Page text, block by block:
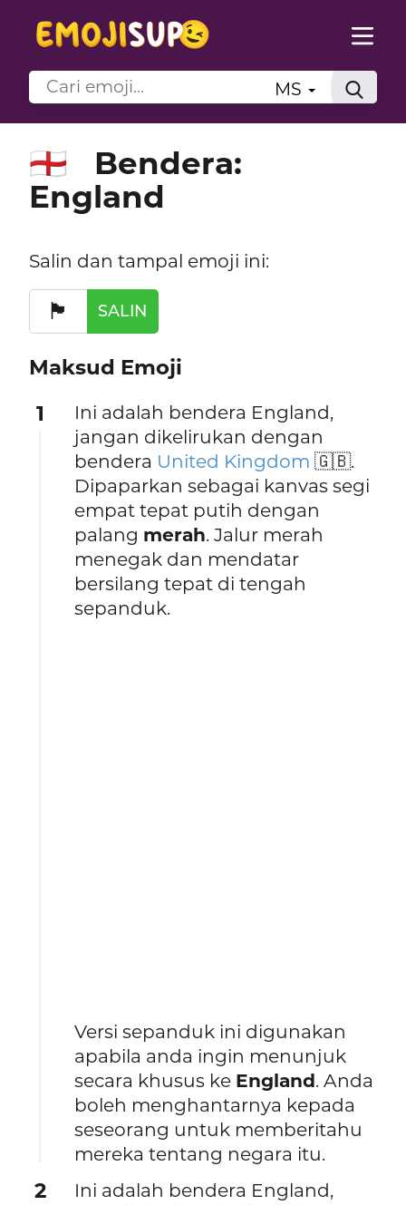
MS
🏴󠁧󠁢󠁥󠁮󠁧󠁿
Bendera:
England
Salin dan tampal emoji ini:
🏴󠁧󠁢󠁥󠁮󠁧󠁿 SALIN
Maksud Emoji
1
Ini adalah bendera England,
jangan dikelirukan dengan
bendera United Kingdom 🇬🇧.
Dipaparkan sebagai kanvas segi
empat tepat putih dengan
palang merah. Jalur merah
menegak dan mendatar
bersilang tepat di tengah
sepanduk.
Versi sepanduk ini digunakan
apabila anda ingin menunjuk
secara khusus ke England. Anda
boleh menghantarnya kepada
seseorang untuk memberitahu
mereka tentang negara itu.
2
Ini adalah bendera England,